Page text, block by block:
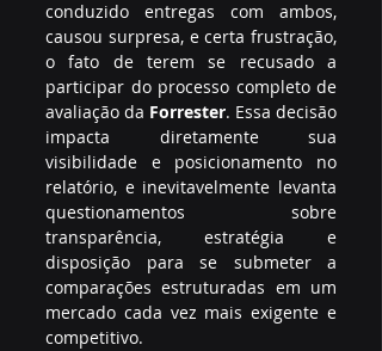
conduzido entregas com ambos,
causou surpresa, e certa frustração,
o fato de terem se recusado a
participar do processo completo de
avaliação da Forrester. Essa decisão
impacta diretamente sua
visibilidade e posicionamento no
relatório, e inevitavelmente levanta
questionamentos sobre
transparência, estratégia e
disposição para se submeter a
comparações estruturadas em um
mercado cada vez mais exigente e
competitivo.